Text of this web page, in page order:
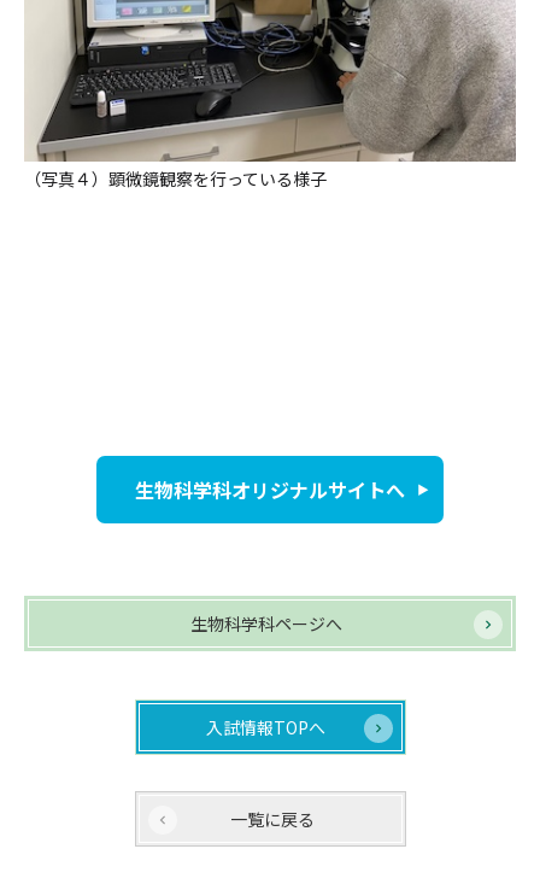
（写真４）顕微鏡観察を行っている様子
生物科学科オリジナルサイトへ
生物科学科ページへ
入試情報TOPへ
一覧に戻る